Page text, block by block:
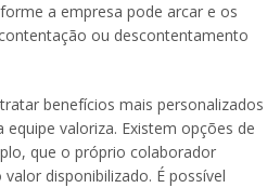
a empresa pode arcar e os
ou descontentamento
benefícios mais personalizados
valoriza. Existem opções de
que o próprio colaborador
disponibilizado. É possível